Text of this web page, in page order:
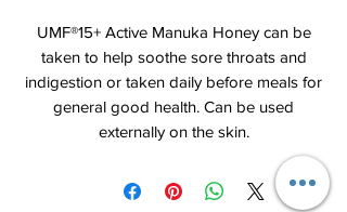
UMF®15+ Active Manuka Honey can be
taken to help soothe sore throats and
indigestion or taken daily before meals for
general good health. Can be used
externally on the skin.